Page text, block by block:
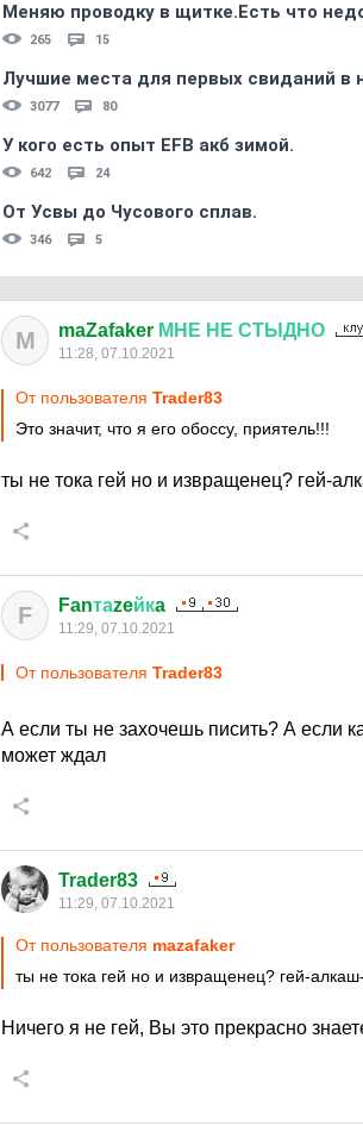
Меняю проводку в щитке.Есть что
265 15
Лучшие места для первых свиданий в
3077 80
У кого есть опыт EFB акб зимой.
642 24
От Усвы до Чусового сплав.
346 5
M maZafaker МНЕ НЕ СТЫДНО
11:28, 07.10.2021
От пользователя Trader83
Это значит, что я его обоссу, приятель!!!
ты не тока гей но и извращенец? гей-
F Fanтаzeйкa
11:29, 07.10.2021
От пользователя Trader83
А если ты не захочешь писить? А если
может ждал
Trader83
11:29, 07.10.2021
От пользователя mazafaker
ты не тока гей но и извращенец? гей-
Ничего я не гей, Вы это прекрасно